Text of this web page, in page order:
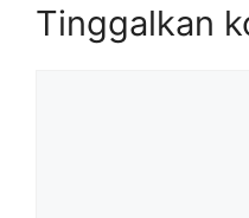
Tinggalkan